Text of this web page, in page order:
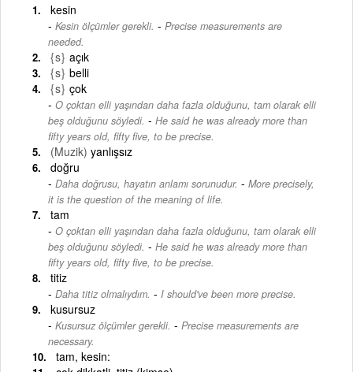
kesin
Kesin ölçümler gerekli. - Precise measurements are
needed.
{s} açık
{s} belli
{s} çok
O çoktan elli yaşından daha fazla olduğunu, tam olarak elli
beş olduğunu söyledi. - He said he was already more than
fifty years old, fifty five, to be precise.
(Muzik) yanlışsız
doğru
Daha doğrusu, hayatın anlamı sorunudur. - More precisely,
it is the question of the meaning of life.
tam
O çoktan elli yaşından daha fazla olduğunu, tam olarak elli
beş olduğunu söyledi. - He said he was already more than
fifty years old, fifty five, to be precise.
titiz
Daha titiz olmalıydım. - I should've been more precise.
kusursuz
Kusursuz ölçümler gerekli. - Precise measurements are
necessary.
tam, kesin: